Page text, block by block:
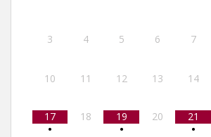
3 4 5 6 7
10 11 12 13 14
17
•
18
19
•
20
21
•